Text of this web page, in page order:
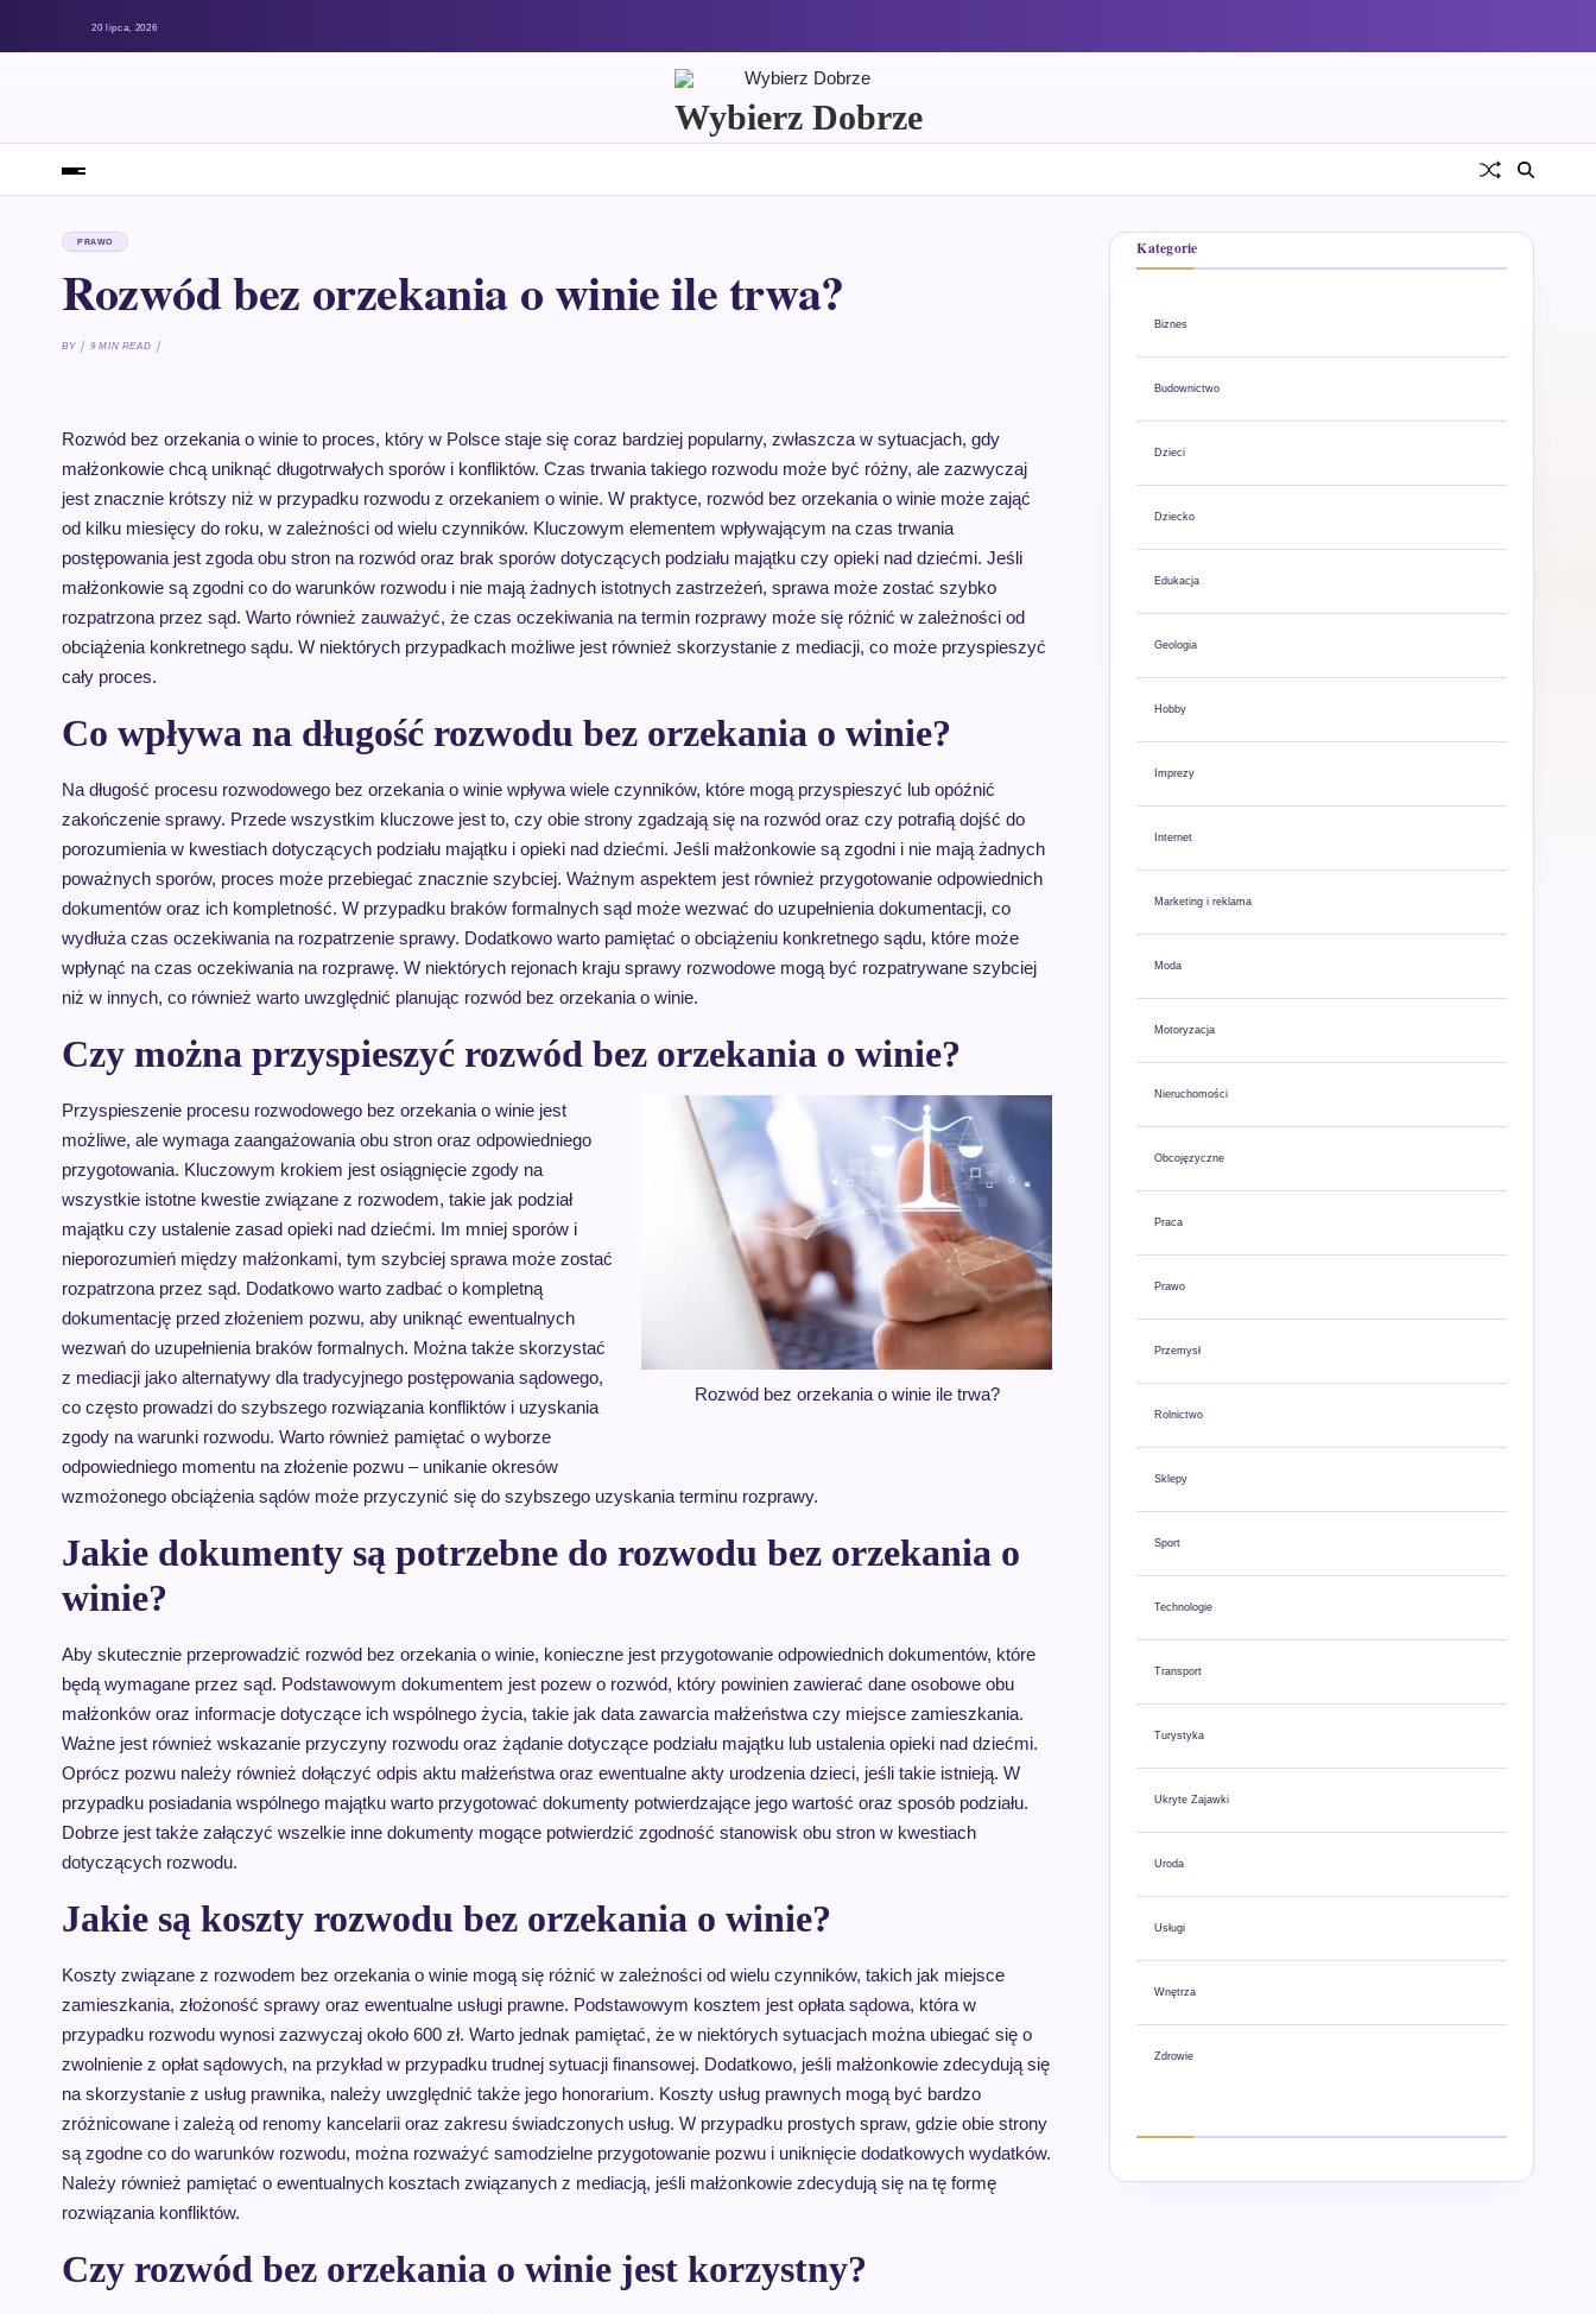
20 lipca, 2026
Wybierz Dobrze
PRAWO
Rozwód bez orzekania o winie ile trwa?
BY 9 MIN READ
Rozwód bez orzekania o winie to proces, który w Polsce staje się coraz bardziej popularny, zwłaszcza w sytuacjach, gdy
małżonkowie chcą uniknąć długotrwałych sporów i konfliktów. Czas trwania takiego rozwodu może być różny, ale zazwyczaj
jest znacznie krótszy niż w przypadku rozwodu z orzekaniem o winie. W praktyce, rozwód bez orzekania o winie może zająć
od kilku miesięcy do roku, w zależności od wielu czynników. Kluczowym elementem wpływającym na czas trwania
postępowania jest zgoda obu stron na rozwód oraz brak sporów dotyczących podziału majątku czy opieki nad dziećmi. Jeśli
małżonkowie są zgodni co do warunków rozwodu i nie mają żadnych istotnych zastrzeżeń, sprawa może zostać szybko
rozpatrzona przez sąd. Warto również zauważyć, że czas oczekiwania na termin rozprawy może się różnić w zależności od
obciążenia konkretnego sądu. W niektórych przypadkach możliwe jest również skorzystanie z mediacji, co może przyspieszyć
cały proces.
Co wpływa na długość rozwodu bez orzekania o winie?
Na długość procesu rozwodowego bez orzekania o winie wpływa wiele czynników, które mogą przyspieszyć lub opóźnić
zakończenie sprawy. Przede wszystkim kluczowe jest to, czy obie strony zgadzają się na rozwód oraz czy potrafią dojść do
porozumienia w kwestiach dotyczących podziału majątku i opieki nad dziećmi. Jeśli małżonkowie są zgodni i nie mają żadnych
poważnych sporów, proces może przebiegać znacznie szybciej. Ważnym aspektem jest również przygotowanie odpowiednich
dokumentów oraz ich kompletność. W przypadku braków formalnych sąd może wezwać do uzupełnienia dokumentacji, co
wydłuża czas oczekiwania na rozpatrzenie sprawy. Dodatkowo warto pamiętać o obciążeniu konkretnego sądu, które może
wpłynąć na czas oczekiwania na rozprawę. W niektórych rejonach kraju sprawy rozwodowe mogą być rozpatrywane szybciej
niż w innych, co również warto uwzględnić planując rozwód bez orzekania o winie.
Czy można przyspieszyć rozwód bez orzekania o winie?
Rozwód bez orzekania o winie ile trwa?
Przyspieszenie procesu rozwodowego bez orzekania o winie jest
możliwe, ale wymaga zaangażowania obu stron oraz odpowiedniego
przygotowania. Kluczowym krokiem jest osiągnięcie zgody na
wszystkie istotne kwestie związane z rozwodem, takie jak podział
majątku czy ustalenie zasad opieki nad dziećmi. Im mniej sporów i
nieporozumień między małżonkami, tym szybciej sprawa może zostać
rozpatrzona przez sąd. Dodatkowo warto zadbać o kompletną
dokumentację przed złożeniem pozwu, aby uniknąć ewentualnych
wezwań do uzupełnienia braków formalnych. Można także skorzystać
z mediacji jako alternatywy dla tradycyjnego postępowania sądowego,
co często prowadzi do szybszego rozwiązania konfliktów i uzyskania
zgody na warunki rozwodu. Warto również pamiętać o wyborze
odpowiedniego momentu na złożenie pozwu – unikanie okresów
wzmożonego obciążenia sądów może przyczynić się do szybszego uzyskania terminu rozprawy.
Jakie dokumenty są potrzebne do rozwodu bez orzekania o
winie?
Aby skutecznie przeprowadzić rozwód bez orzekania o winie, konieczne jest przygotowanie odpowiednich dokumentów, które
będą wymagane przez sąd. Podstawowym dokumentem jest pozew o rozwód, który powinien zawierać dane osobowe obu
małżonków oraz informacje dotyczące ich wspólnego życia, takie jak data zawarcia małżeństwa czy miejsce zamieszkania.
Ważne jest również wskazanie przyczyny rozwodu oraz żądanie dotyczące podziału majątku lub ustalenia opieki nad dziećmi.
Oprócz pozwu należy również dołączyć odpis aktu małżeństwa oraz ewentualne akty urodzenia dzieci, jeśli takie istnieją. W
przypadku posiadania wspólnego majątku warto przygotować dokumenty potwierdzające jego wartość oraz sposób podziału.
Dobrze jest także załączyć wszelkie inne dokumenty mogące potwierdzić zgodność stanowisk obu stron w kwestiach
dotyczących rozwodu.
Jakie są koszty rozwodu bez orzekania o winie?
Koszty związane z rozwodem bez orzekania o winie mogą się różnić w zależności od wielu czynników, takich jak miejsce
zamieszkania, złożoność sprawy oraz ewentualne usługi prawne. Podstawowym kosztem jest opłata sądowa, która w
przypadku rozwodu wynosi zazwyczaj około 600 zł. Warto jednak pamiętać, że w niektórych sytuacjach można ubiegać się o
zwolnienie z opłat sądowych, na przykład w przypadku trudnej sytuacji finansowej. Dodatkowo, jeśli małżonkowie zdecydują się
na skorzystanie z usług prawnika, należy uwzględnić także jego honorarium. Koszty usług prawnych mogą być bardzo
zróżnicowane i zależą od renomy kancelarii oraz zakresu świadczonych usług. W przypadku prostych spraw, gdzie obie strony
są zgodne co do warunków rozwodu, można rozważyć samodzielne przygotowanie pozwu i uniknięcie dodatkowych wydatków.
Należy również pamiętać o ewentualnych kosztach związanych z mediacją, jeśli małżonkowie zdecydują się na tę formę
rozwiązania konfliktów.
Czy rozwód bez orzekania o winie jest korzystny?
Kategorie
Biznes
Budownictwo
Dzieci
Dziecko
Edukacja
Geologia
Hobby
Imprezy
Internet
Marketing i reklama
Moda
Motoryzacja
Nieruchomości
Obcojęzyczne
Praca
Prawo
Przemysł
Rolnictwo
Sklepy
Sport
Technologie
Transport
Turystyka
Ukryte Zajawki
Uroda
Usługi
Wnętrza
Zdrowie